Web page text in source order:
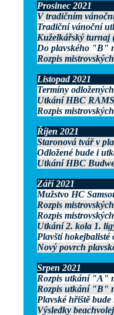
Prosinec 2021
V tradičním
Tradiční vánoční
Kuželkářský turnaj
Do plavského "B"
Rozpis
Listopad 2021
Termíny
Utkání HBC
Rozpis
Říjen 2021
Staronová tvář v
Odložené bude i
Utkání HBC
Září 2021
Mužstvo HC
Rozpis
Rozpis
Utkání 2. kola 1.
Plavští hokejbalisté
Nový povrch
Srpen 2021
Rozpis utkání "A"
Rozpis utkání "B"
Plavské hřiště
Výsledky